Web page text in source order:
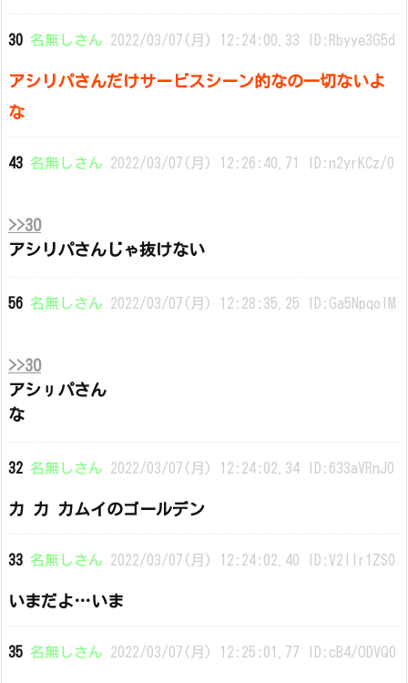
30 名無しさん 2022/03/07(月) 12:24:00.33 ID:Rbyye3G5d
アシリパさんだけサービスシーン的なの一切ないよ
な
43 名無しさん 2022/03/07(月) 12:26:40.71 ID:n2yrKCz/0
>>30
アシリパさんじゃ抜けない
56 名無しさん 2022/03/07(月) 12:28:35.25 ID:Ga5NpqolM
>>30
アシㇼパさん
な
32 名無しさん 2022/03/07(月) 12:24:02.34 ID:633aVRnJ0
カ カ カムイのゴールデン
33 名無しさん 2022/03/07(月) 12:24:02.40 ID:V2Ilr1ZS0
いまだよ…いま
35 名無しさん 2022/03/07(月) 12:25:01.77 ID:cB4/ODVQ0